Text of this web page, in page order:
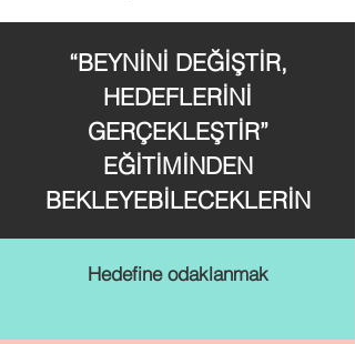
“BEYNİNİ DEĞİŞTİR,
HEDEFLERİNİ
GERÇEKLEŞTİR”
EĞİTİMİNDEN
BEKLEYEBİLECEKLERİN
Hedefine odaklanmak